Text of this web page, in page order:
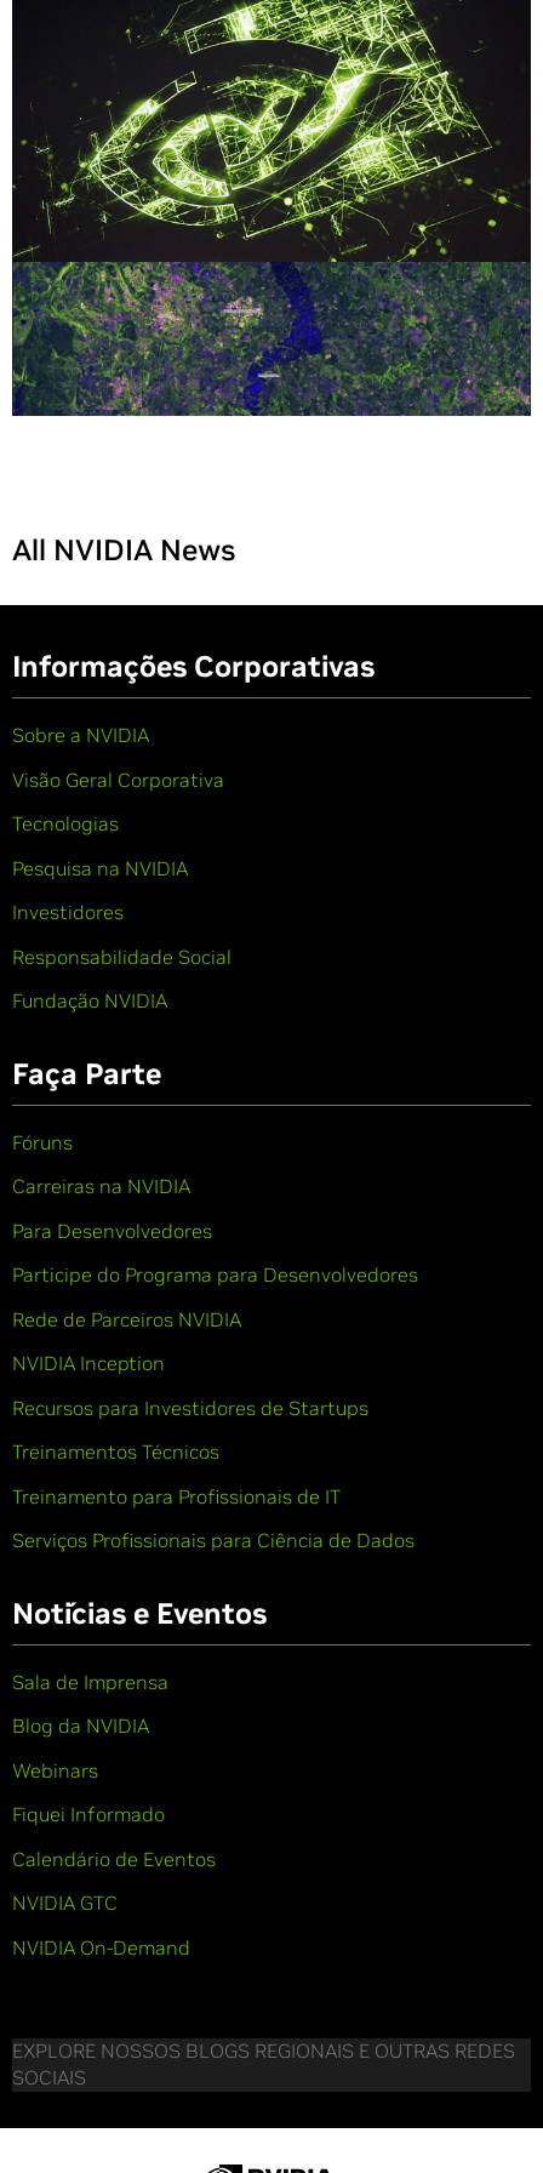
Compartilhe
All NVIDIA News
Informações Corporativas
Sobre a NVIDIA
Visão Geral Corporativa
Tecnologias
Pesquisa na NVIDIA
Investidores
Responsabilidade Social
Fundação NVIDIA
Faça Parte
Fóruns
Carreiras na NVIDIA
Para Desenvolvedores
Participe do Programa para Desenvolvedores
Rede de Parceiros NVIDIA
NVIDIA Inception
Recursos para Investidores de Startups
Treinamentos Técnicos
Treinamento para Profissionais de IT
Serviços Profissionais para Ciência de Dados
Notícias e Eventos
Sala de Imprensa
Blog da NVIDIA
Webinars
Fiquei Informado
Calendário de Eventos
NVIDIA GTC
NVIDIA On-Demand
EXPLORE NOSSOS BLOGS REGIONAIS E OUTRAS REDES
SOCIAIS